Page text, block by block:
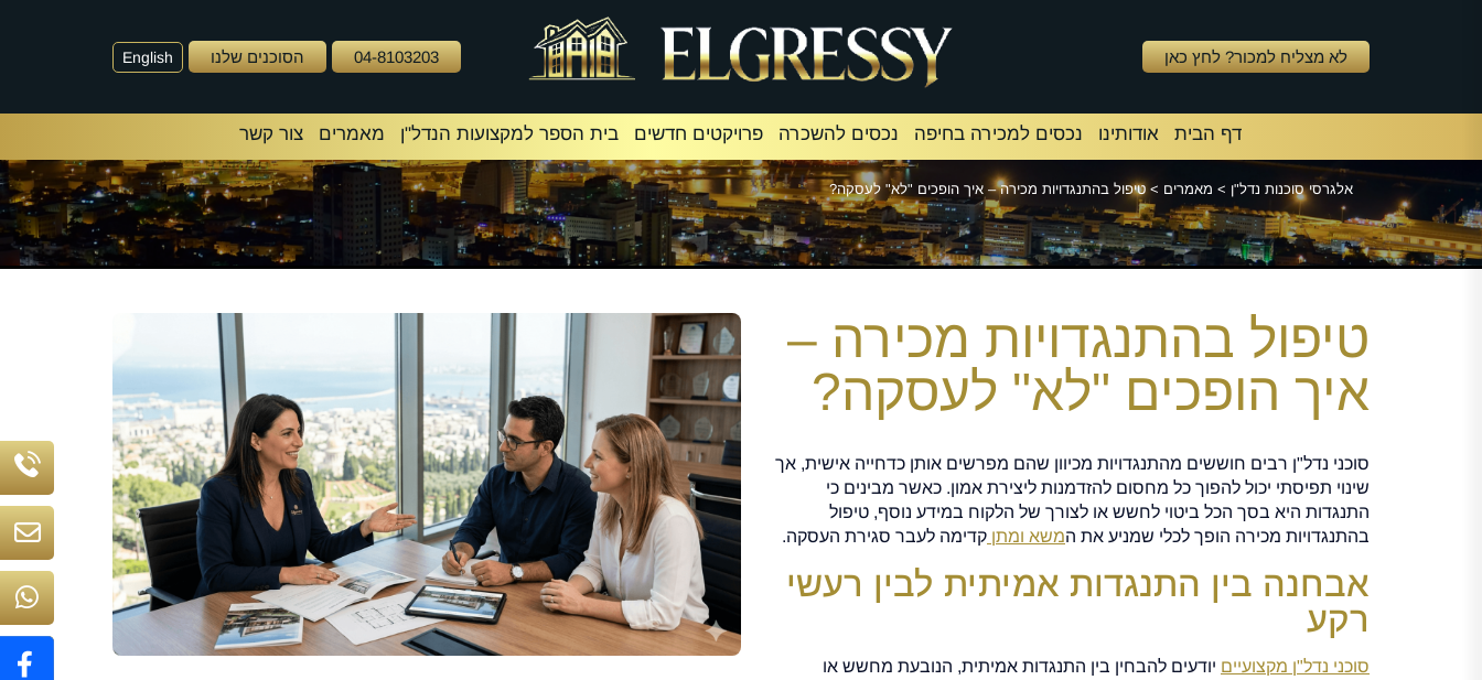
לא מצליח למכור? לחץ כאן 04-8103203 הסוכנים שלנו English
דף הבית אודותינו נכסים למכירה בחיפה נכסים להשכרה פרויקטים חדשים בית הספר למקצועות הנדל"ן מאמרים צור קשר
אלגרסי סוכנות נדל"ן > מאמרים > טיפול בהתנגדויות מכירה – איך הופכים "לא" לעסקה?
טיפול בהתנגדויות מכירה –
איך הופכים "לא" לעסקה?
סוכני נדל"ן רבים חוששים מהתנגדויות מכיוון שהם מפרשים אותן כדחייה אישית, אך
שינוי תפיסתי יכול להפוך כל מחסום להזדמנות ליצירת אמון. כאשר מבינים כי
התנגדות היא בסך הכל ביטוי לחשש או לצורך של הלקוח במידע נוסף, טיפול
בהתנגדויות מכירה הופך לכלי שמניע את המשא ומתן קדימה לעבר סגירת העסקה.
אבחנה בין התנגדות אמיתית לבין רעשי
רקע
סוכני נדל"ן מקצועיים יודעים להבחין בין התנגדות אמיתית, הנובעת מחשש או